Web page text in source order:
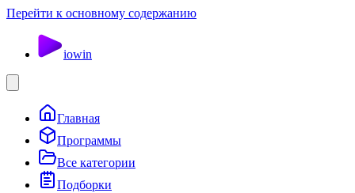
Перейти к основному содержанию
iowin
Главная
Программы
Все категории
Подборки